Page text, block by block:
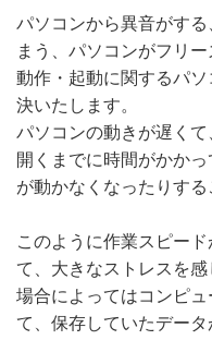
パソコンから異音がす
まう、パソコンがフリ
動作・起動に関するパ
決いたします。
パソコンの動きが遅く
開くまでに時間がかか
が動かなくなったりす
このように作業スピー
て、大きなストレスを感
場合によってはコンピ
て、保存していたデー